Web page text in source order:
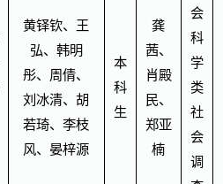
黄铎钦、王
弘、韩明
彤、周倩、
刘冰清、胡
若琦、李枝
风、晏梓源
本
科
生
龚
茜、
肖殿
民、
郑亚
楠
会
科
学
类
社
会
调